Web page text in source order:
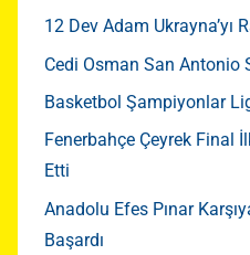
12 Dev Adam Ukrayna’yı
Cedi Osman San Antonio
Basketbol Şampiyonlar
Fenerbahçe Çeyrek Final
Etti
Anadolu Efes Pınar
Başardı